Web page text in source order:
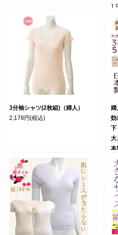
3分袖シャツ(2枚組)（婦人）
2,178円(税込)
婦
効
下
大
本